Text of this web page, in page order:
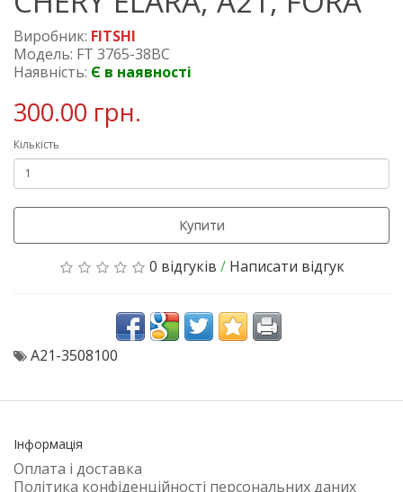
Виробник: FITSHI
Модель: FT 3765-38BC
Наявність: Є в наявності
300.00 грн.
Кількість
Купити
0 відгуків / Написати відгук
A21-3508100
Інформація
Оплата і доставка
Політика конфіденційності персональних даних